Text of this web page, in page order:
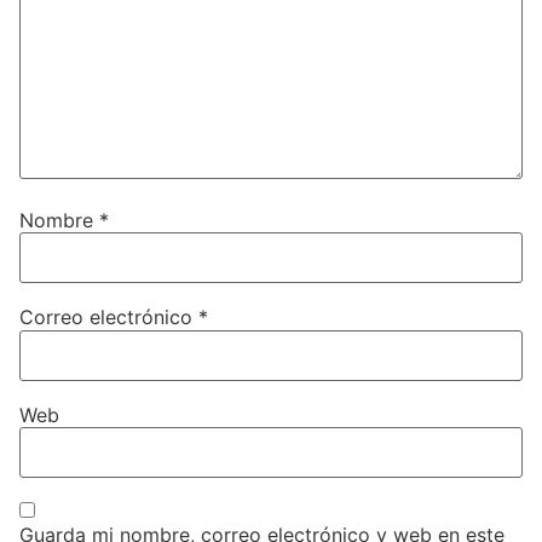
Nombre *
Correo electrónico *
Web
Guarda mi nombre, correo electrónico y web en este